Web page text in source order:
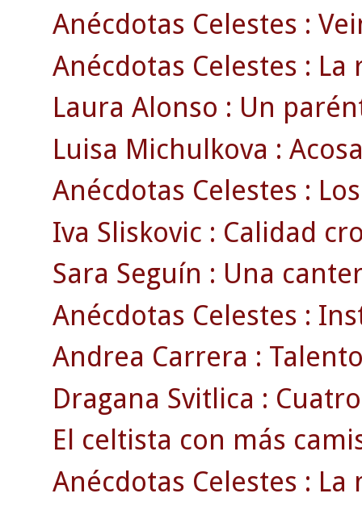
Anécdotas Celestes :
Anécdotas Celestes :
Laura Alonso : Un
Luisa Michulkova :
Anécdotas Celestes :
Iva Sliskovic : Calidad
Sara Seguín : Una
Anécdotas Celestes :
Andrea Carrera :
Dragana Svitlica :
El celtista con más
Anécdotas Celestes :